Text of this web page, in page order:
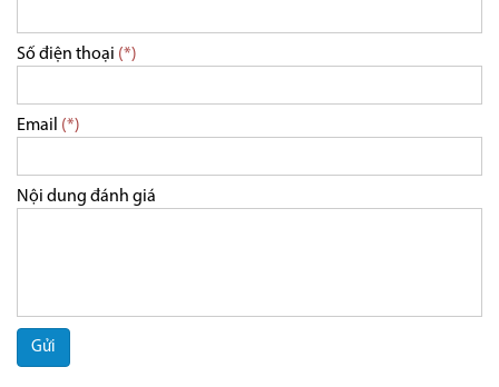
Số điện thoại (*)
Email (*)
Nội dung đánh giá
Gửi